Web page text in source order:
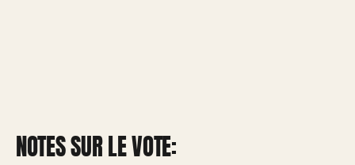
NOTES SUR LE VOTE: